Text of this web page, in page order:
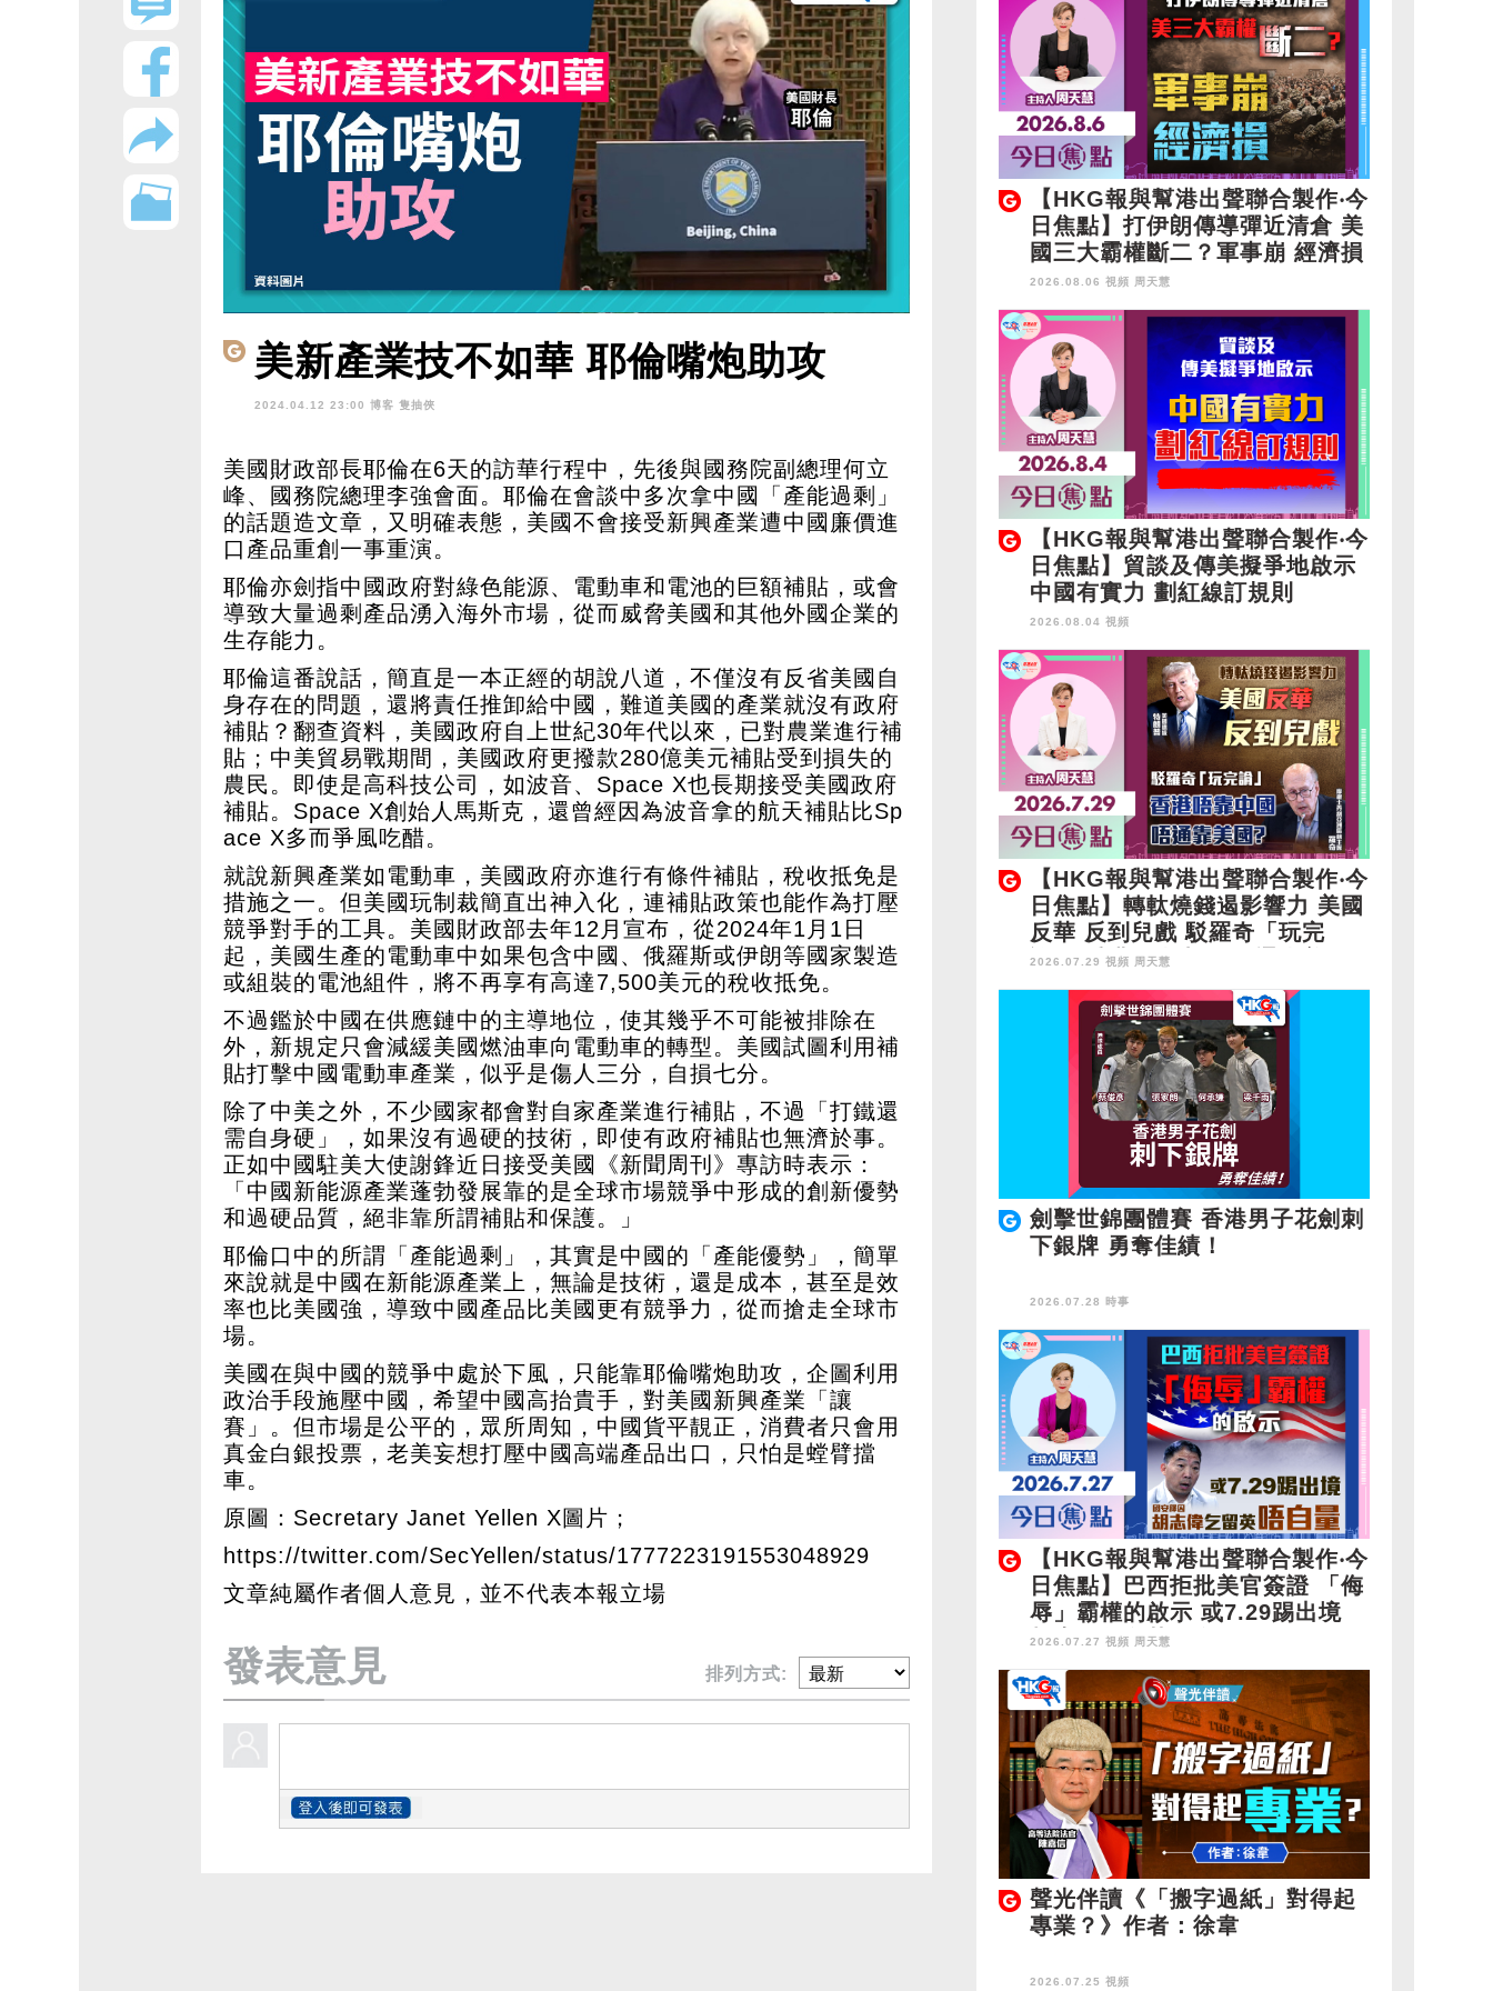
美新產業技不如華 耶倫嘴炮助攻
2024.04.12 23:00 博客 隻抽俠
美國財政部長耶倫在6天的訪華行程中，先後與國務院副總理何立
峰、國務院總理李強會面。耶倫在會談中多次拿中國「產能過剩」
的話題造文章，又明確表態，美國不會接受新興產業遭中國廉價進
口產品重創一事重演。
耶倫亦劍指中國政府對綠色能源、電動車和電池的巨額補貼，或會
導致大量過剩產品湧入海外市場，從而威脅美國和其他外國企業的
生存能力。
耶倫這番說話，簡直是一本正經的胡說八道，不僅沒有反省美國自
身存在的問題，還將責任推卸給中國，難道美國的產業就沒有政府
補貼？翻查資料，美國政府自上世紀30年代以來，已對農業進行補
貼；中美貿易戰期間，美國政府更撥款280億美元補貼受到損失的
農民。即使是高科技公司，如波音、Space X也長期接受美國政府
補貼。Space X創始人馬斯克，還曾經因為波音拿的航天補貼比Sp
ace X多而爭風吃醋。
就說新興產業如電動車，美國政府亦進行有條件補貼，稅收抵免是
措施之一。但美國玩制裁簡直出神入化，連補貼政策也能作為打壓
競爭對手的工具。美國財政部去年12月宣布，從2024年1月1日
起，美國生產的電動車中如果包含中國、俄羅斯或伊朗等國家製造
或組裝的電池組件，將不再享有高達7,500美元的稅收抵免。
不過鑑於中國在供應鏈中的主導地位，使其幾乎不可能被排除在
外，新規定只會減緩美國燃油車向電動車的轉型。美國試圖利用補
貼打擊中國電動車產業，似乎是傷人三分，自損七分。
除了中美之外，不少國家都會對自家產業進行補貼，不過「打鐵還
需自身硬」，如果沒有過硬的技術，即使有政府補貼也無濟於事。
正如中國駐美大使謝鋒近日接受美國《新聞周刊》專訪時表示：
「中國新能源產業蓬勃發展靠的是全球市場競爭中形成的創新優勢
和過硬品質，絕非靠所謂補貼和保護。」
耶倫口中的所謂「產能過剩」，其實是中國的「產能優勢」，簡單
來說就是中國在新能源產業上，無論是技術，還是成本，甚至是效
率也比美國強，導致中國產品比美國更有競爭力，從而搶走全球市
場。
美國在與中國的競爭中處於下風，只能靠耶倫嘴炮助攻，企圖利用
政治手段施壓中國，希望中國高抬貴手，對美國新興產業「讓
賽」。但市場是公平的，眾所周知，中國貨平靚正，消費者只會用
真金白銀投票，老美妄想打壓中國高端產品出口，只怕是螳臂擋
車。
原圖：Secretary Janet Yellen X圖片；
https://twitter.com/SecYellen/status/1777223191553048929
文章純屬作者個人意見，並不代表本報立場
發表意見 排列方式:
【HKG報與幫港出聲聯合製作‧今
日焦點】打伊朗傳導彈近清倉 美
國三大霸權斷二？軍事崩 經濟損
2026.08.06 視頻 周天慧
【HKG報與幫港出聲聯合製作‧今
日焦點】貿談及傳美擬爭地啟示
中國有實力 劃紅線訂規則
2026.08.04 視頻
【HKG報與幫港出聲聯合製作‧今
日焦點】轉軚燒錢遏影響力 美國
反華 反到兒戲 駁羅奇「玩完
論」 香港唔靠中國 唔通靠美
國？
2026.07.29 視頻 周天慧
劍擊世錦團體賽 香港男子花劍刺
下銀牌 勇奪佳績！
2026.07.28 時事
【HKG報與幫港出聲聯合製作‧今
日焦點】巴西拒批美官簽證 「侮
辱」霸權的啟示 或7.29踢出境
胡志偉乞留英唔自量
2026.07.27 視頻 周天慧
聲光伴讀《「搬字過紙」對得起
專業？》作者：徐韋
2026.07.25 視頻